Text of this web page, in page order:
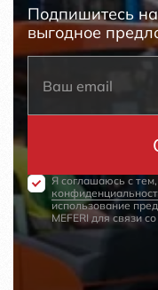
Подпишитесь
выгодное
Я соглашаюсь с
использование
MEFERI для связи